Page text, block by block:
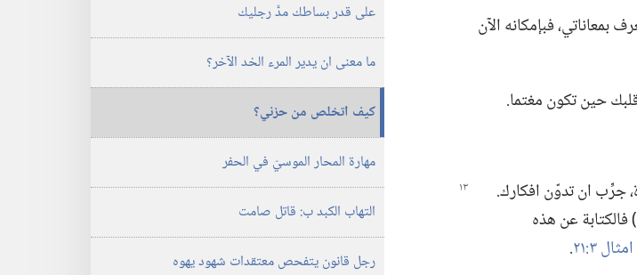
فبإمكانه الآن
حين تكون مغتما.‏
جرِّب ان تدوّن افكارك.‏
‏)‏ فالكتابة عن هذه
امثال ٣:‏٢١
‏.‏
على قدر بساطك مدَّ رجليك
ما معنى ان يدير المرء الخد الآخر؟‏
كيف اتخلص من حزني؟‏
مهارة المحار الموسيّ في الحفر
التهاب الكبد ب:‏ قاتل صامت
رجل قانون يتفحص معتقدات شهود يهوه